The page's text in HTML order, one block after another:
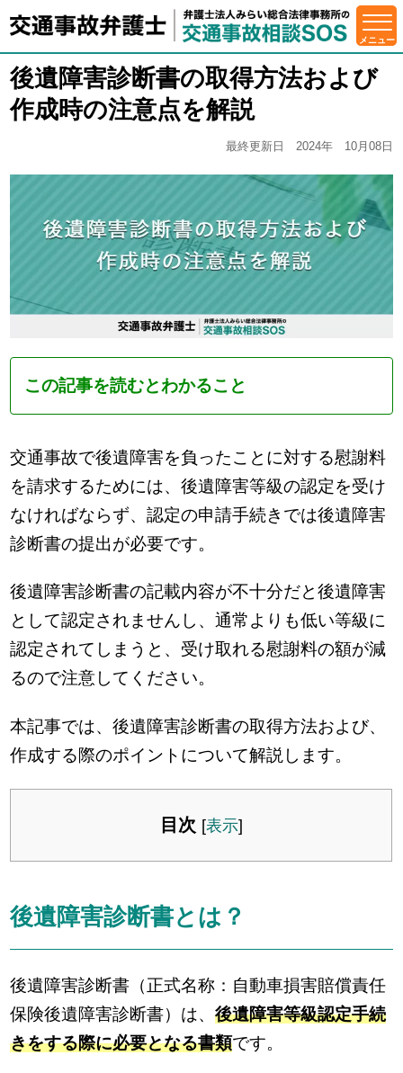
後遺障害診断書の取得方法および
作成時の注意点を解説
最終更新日 2024年 10月08日
この記事を読むとわかること
交通事故で後遺障害を負ったことに対する慰謝料
を請求するためには、後遺障害等級の認定を受け
なければならず、認定の申請手続きでは後遺障害
診断書の提出が必要です。
後遺障害診断書の記載内容が不十分だと後遺障害
として認定されませんし、通常よりも低い等級に
認定されてしまうと、受け取れる慰謝料の額が減
るので注意してください。
本記事では、後遺障害診断書の取得方法および、
作成する際のポイントについて解説します。
目次 [表示]
後遺障害診断書とは？
後遺障害診断書（正式名称：自動車損害賠償責任
保険後遺障害診断書）は、後遺障害等級認定手続
きをする際に必要となる書類です。